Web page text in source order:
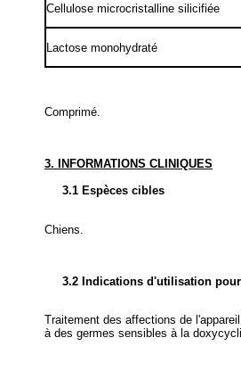
Cellulose microcristalline silicifiée
Lactose monohydraté
Comprimé.
3. INFORMATIONS CLINIQUES
3.1 Espèces cibles
Chiens.
3.2 Indications d'utilisation
Traitement des affections de
à des germes sensibles à la